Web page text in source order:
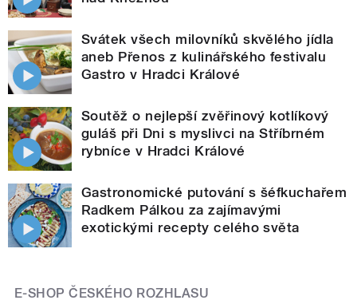
Svátek všech milovníků skvělého jídla
aneb Přenos z kulinářského festivalu
Gastro v Hradci Králové
Soutěž o nejlepší zvěřinový kotlíkový
guláš při Dni s myslivci na Stříbrném
rybníce v Hradci Králové
Gastronomické putování s šéfkuchařem
Radkem Pálkou za zajímavými
exotickými recepty celého světa
E-SHOP ČESKÉHO ROZHLASU